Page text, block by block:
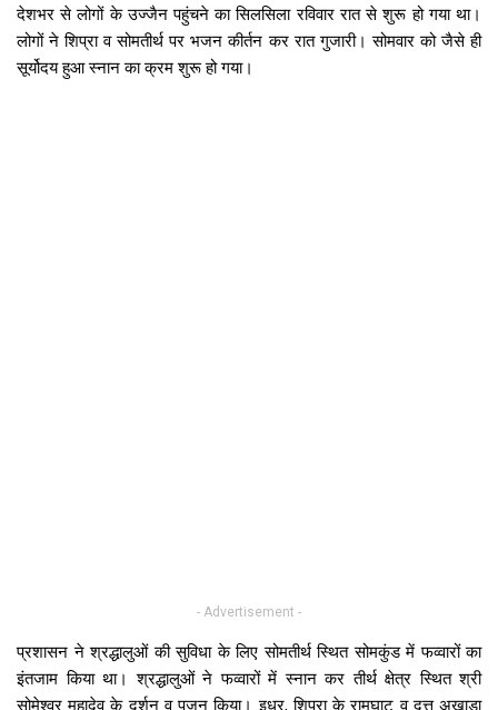
देशभर से लोगों के उज्जैन पहुंचने का सिलसिला रविवार रात से शुरू हो गया था।
लोगों ने शिप्रा व सोमतीर्थ पर भजन कीर्तन कर रात गुजारी। सोमवार को जैसे ही
सूर्योदय हुआ स्नान का क्रम शुरू हो गया।
- Advertisement -
प्रशासन ने श्रद्धालुओं की सुविधा के लिए सोमतीर्थ स्थित सोमकुंड में फव्वारों का
इंतजाम किया था। श्रद्धालुओं ने फव्वारों में स्नान कर तीर्थ क्षेत्र स्थित श्री
सोमेश्वर महादेव के दर्शन व पूजन किया। इधर, शिप्रा के रामघाट व दत्त अखाड़ा